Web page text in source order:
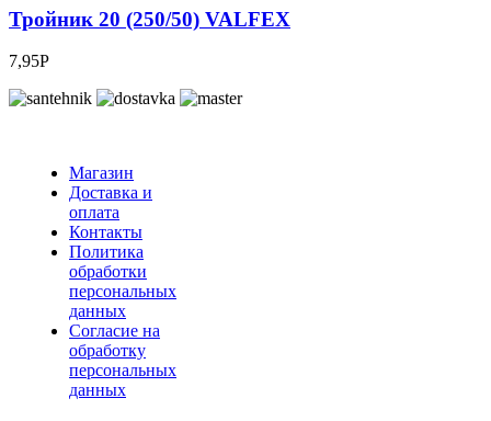
Тройник 20 (250/50) VALFEX
7,95Р
Магазин
Доставка и
оплата
Контакты
Политика
обработки
персональных
данных
Согласие на
обработку
персональных
данных